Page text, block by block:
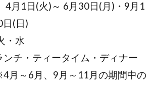
4月1日(火)～ 6月30日(月)・9月1
日(日)
・水
ンチ・ティータイム・ディナー
月～6月、9月～11月の期間中の